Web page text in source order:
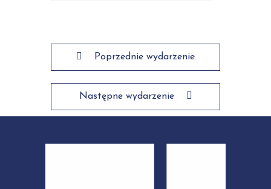
Poprzednie wydarzenie
Następne wydarzenie